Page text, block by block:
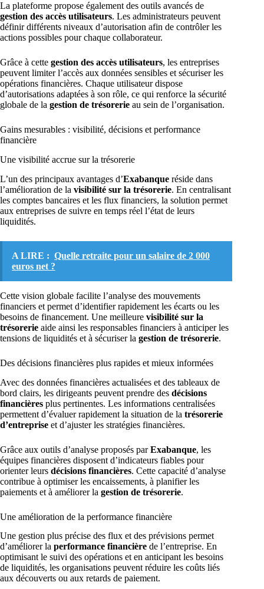
La plateforme propose également des outils avancés de
gestion des accès utilisateurs. Les administrateurs peuvent
définir différents niveaux d’autorisation afin de contrôler les
actions possibles pour chaque collaborateur.
Grâce à cette gestion des accès utilisateurs, les entreprises
peuvent limiter l’accès aux données sensibles et sécuriser les
opérations financières. Chaque utilisateur dispose
d’autorisations adaptées à son rôle, ce qui renforce la sécurité
globale de la gestion de trésorerie au sein de l’organisation.
Gains mesurables : visibilité, décisions et performance
financière
Une visibilité accrue sur la trésorerie
L’un des principaux avantages d’Exabanque réside dans
l’amélioration de la visibilité sur la trésorerie. En centralisant
les comptes bancaires et les flux financiers, la solution permet
aux entreprises de suivre en temps réel l’état de leurs
liquidités.
A LIRE : Quelle retraite pour un salaire de 2 000
euros net ?
Cette vision globale facilite l’analyse des mouvements
financiers et permet d’identifier rapidement les écarts ou les
besoins de financement. Une meilleure visibilité sur la
trésorerie aide ainsi les responsables financiers à anticiper les
tensions de liquidités et à sécuriser la gestion de trésorerie.
Des décisions financières plus rapides et mieux informées
Avec des données financières actualisées et des tableaux de
bord clairs, les dirigeants peuvent prendre des décisions
financières plus pertinentes. Les informations centralisées
permettent d’évaluer rapidement la situation de la trésorerie
d’entreprise et d’ajuster les stratégies financières.
Grâce aux outils d’analyse proposés parExabanque, les
équipes financières disposent d’indicateurs fiables pour
orienter leurs décisions financières. Cette capacité d’analyse
contribue à optimiser les encaissements, à planifier les
paiements et à améliorer la gestion de trésorerie.
Une amélioration de la performance financière
Une gestion plus précise des flux et des prévisions permet
d’améliorer la performance financière de l’entreprise. En
optimisant le suivi des opérations et en anticipant les besoins
de liquidités, les organisations peuvent réduire les coûts liés
aux découverts ou aux retards de paiement.